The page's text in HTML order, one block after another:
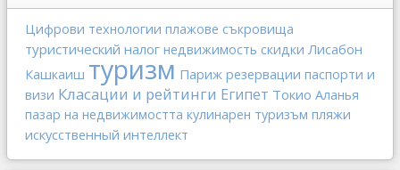
Цифрови технологии плажове съкровища
туристический налог недвижимость скидки Лисабон
Кашкаиш туризм Париж резервации паспорти и
визи Класации и рейтинги Египет Токио Аланья
пазар на недвижимостта кулинарен туризъм пляжи
искусственный интеллект